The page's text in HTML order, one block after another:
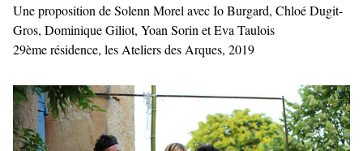
Une proposition de Solenn Morel avec Io Burgard, Chloé Dugit-
Gros, Dominique Giliot, Yoan Sorin et Eva Taulois
29ème résidence, les Ateliers des Arques, 2019